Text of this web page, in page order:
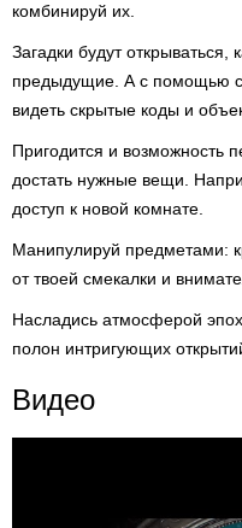
комбинируй их.
Загадки будут открываться,
предыдущие. А с помощью
видеть скрытые коды и
Пригодится и возможность
достать нужные вещи.
доступ к новой комнате.
Манипулируй предметами:
от твоей смекалки и
Насладись атмосферой
полон интригующих
Видео